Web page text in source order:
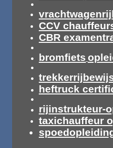
CCV
CBR
bromfiets
heftruck
rijinstrukteur-
taxichauffeur